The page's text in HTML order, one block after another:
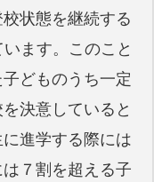
状態を継続する
ます。このこと
どものうち一定
決意していると
進学する際には
７割を超える子